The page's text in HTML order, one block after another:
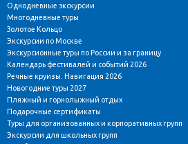
Однодневные экскурсии
Многодневные туры
Золотое Кольцо
Экскурсии по Москве
Экскурсионные туры по России и за границу
Календарь фестивалей и событий 2026
Речные круизы. Навигация 2026
Новогодние туры 2027
Пляжный и горнолыжный отдых
Подарочные сертификаты
Туры для организованных и корпоративных групп
Экскурсии для школьных групп